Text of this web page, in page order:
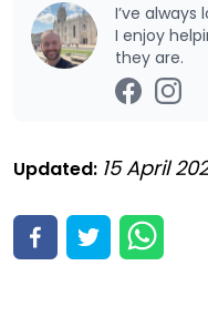
I’ve
I enjoy
they are.
Updated: 15 April